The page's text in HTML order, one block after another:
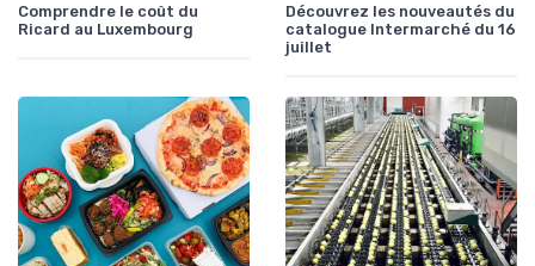
Comprendre le coût du
Ricard au Luxembourg
Découvrez les nouveautés du
catalogue Intermarché du 16
juillet